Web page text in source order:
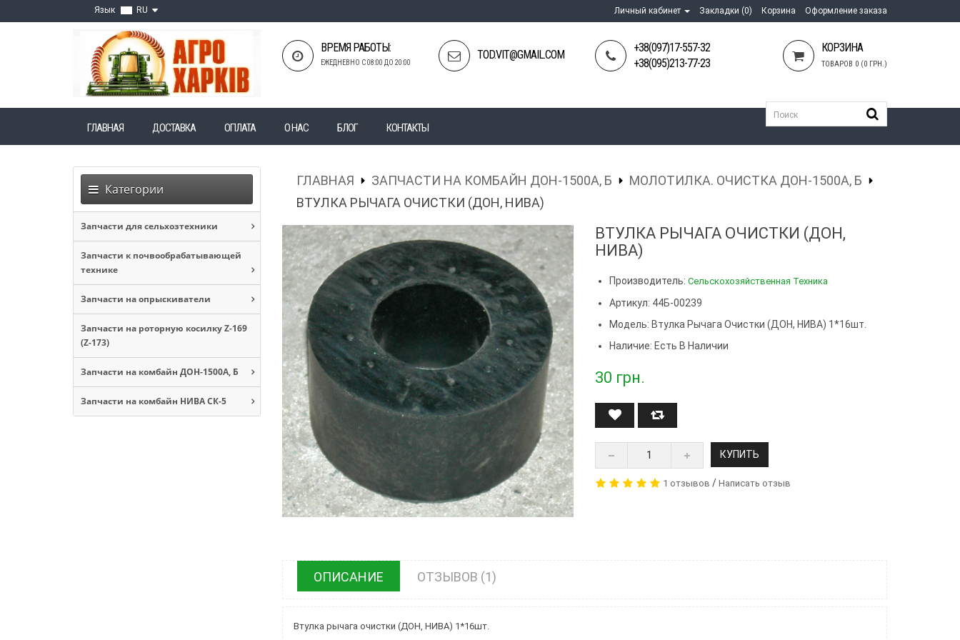
Язык RU Личный кабинет Закладки (0) Корзина Оформление заказа
ВРЕМЯ РАБОТЫ:
ЕЖЕДНЕВНО С 08:00 ДО 20:00
TOD.VIT@GMAIL.COM
+38(097)17-557-32
+38(095)213-77-23
КОРЗИНА
ТОВАРОВ 0 (0 ГРН.)
ГЛАВНАЯ ДОСТАВКА ОПЛАТА О НАС БЛОГ КОНТАКТЫ
Категории
Запчасти для сельхозтехники
Запчасти к почвообрабатывающей
технике
Запчасти на опрыскиватели
Запчасти на роторную косилку Z-169
(Z-173)
Запчасти на комбайн ДОН-1500А, Б
Запчасти на комбайн НИВА СК-5
ГЛАВНАЯ ЗАПЧАСТИ НА КОМБАЙН ДОН-1500А, Б
МОЛОТИЛКА. ОЧИСТКА ДОН-1500А, Б
ВТУЛКА РЫЧАГА ОЧИСТКИ (ДОН, НИВА)
ВТУЛКА РЫЧАГА ОЧИСТКИ (ДОН,
НИВА)
Производитель:Сельскохозяйственная Техника
Артикул: 44Б-00239
Модель: Втулка Рычага Очистки (ДОН, НИВА) 1*16шт.
Наличие: Есть В Наличии
30 грн.
КУПИТЬ
1 отзывов /Написать отзыв
ОПИСАНИЕ ОТЗЫВОВ (1)
Втулка рычага очистки (ДОН, НИВА) 1*16шт.